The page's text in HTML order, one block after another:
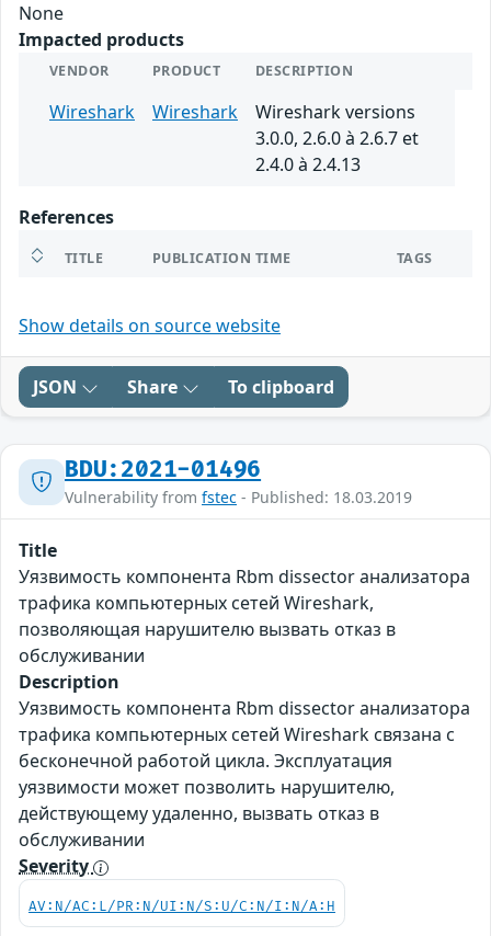
None
Impacted products
VENDOR PRODUCT DESCRIPTION
Wireshark Wireshark
Wireshark versions
3.0.0, 2.6.0 à 2.6.7 et
2.4.0 à 2.4.13
References
TITLE PUBLICATION TIME TAGS
Show details on source website
JSON Share To clipboard
BDU:2021-01496
Vulnerability from fstec - Published: 18.03.2019
Title
Уязвимость компонента Rbm dissector анализатора
трафика компьютерных сетей Wireshark,
позволяющая нарушителю вызвать отказ в
обслуживании
Description
Уязвимость компонента Rbm dissector анализатора
трафика компьютерных сетей Wireshark связана с
бесконечной работой цикла. Эксплуатация
уязвимости может позволить нарушителю,
действующему удаленно, вызвать отказ в
обслуживании
Severity
AV:N/AC:L/PR:N/UI:N/S:U/C:N/I:N/A:H